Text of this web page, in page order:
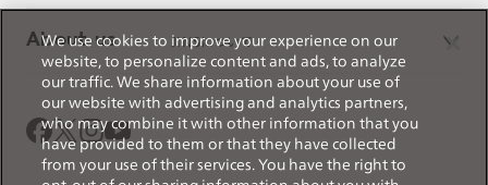
レンズ交換
オンラインギフト
価格案内
About us JINSについて
Magnify Life
会社概要
採用情報
法人のお客様
We use cookies to improve your experience on our
website, to personalize content and ads, to analyze
our traffic. We share information about your use of
our website with advertising and analytics partners,
who may combine it with other information that you
have provided to them or that they have collected
from your use of their services. You have the right to